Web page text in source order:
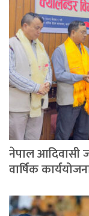
नेपाल आदिवासी
वार्षिक